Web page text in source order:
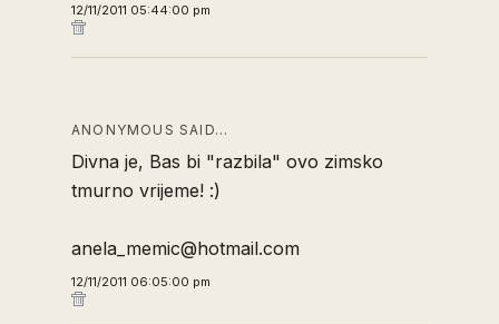
12/11/2011 05:44:00 pm
ANONYMOUS SAID…
Divna je, Bas bi "razbila" ovo zimsko
tmurno vrijeme! :)
anela_memic@hotmail.com
12/11/2011 06:05:00 pm